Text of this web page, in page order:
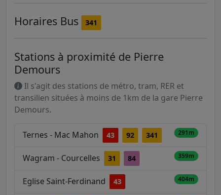
Horaires Bus 341
Stations à proximité de Pierre
Demours
Il s'agit des stations de métro, tram, RER et
transilien situées à moins de 1km de la gare Pierre
Demours.
Ternes - Mac Mahon 43 92 341 291m
Wagram - Courcelles 31 84 359m
Eglise Saint-Ferdinand 43 404m